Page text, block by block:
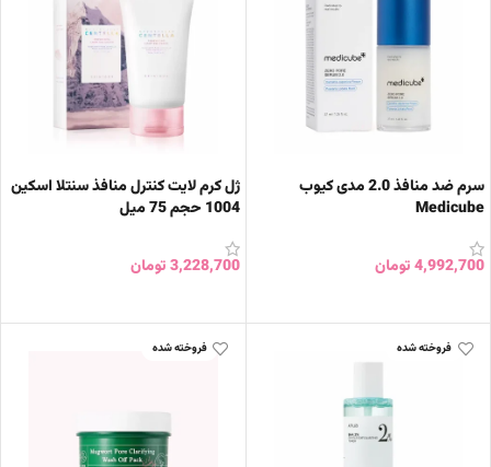
سرم ضد منافذ 2.0 مدی کیوب
Medicube
4,992,700تومان
ژل کرم لایت کنترل منافذ سنتلا اسکین
1004 حجم 75 میل
3,228,700تومان
فروخته شده فروخته شده